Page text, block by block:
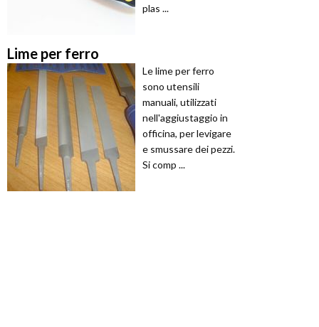
plas ...
Lime per ferro
Le lime per ferro
sono utensili
manuali, utilizzati
nell'aggiustaggio in
officina, per levigare
e smussare dei pezzi.
Si comp ...